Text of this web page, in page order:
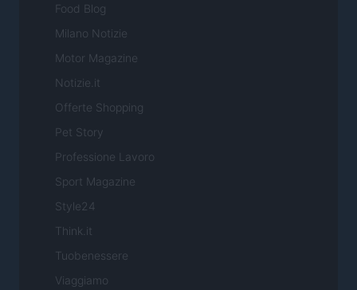
Food Blog
Milano Notizie
Motor Magazine
Notizie.it
Offerte Shopping
Pet Story
Professione Lavoro
Sport Magazine
Style24
Think.it
Tuobenessere
Viaggiamo